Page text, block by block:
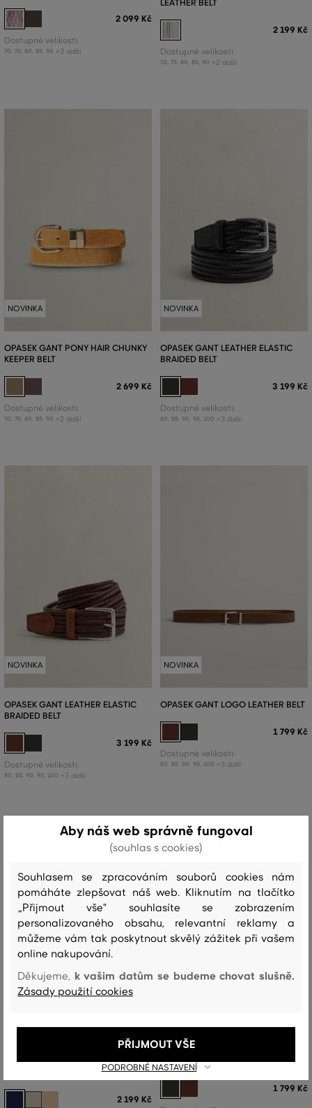
2 099 Kč
Dostupné velikosti:
70 75 80 85 90 +3 další
LEATHER BELT
2 199 Kč
Dostupné velikosti:
70 75 80 85 90 +2 další
NOVINKA
OPASEK GANT PONY HAIR CHUNKY
KEEPER BELT
2 699 Kč
Dostupné velikosti:
70 75 80 85 90 +2 další
NOVINKA
OPASEK GANT LEATHER ELASTIC
BRAIDED BELT
3 199 Kč
Dostupné velikosti:
80 85 90 95 100 +3 další
NOVINKA
OPASEK GANT LEATHER ELASTIC
BRAIDED BELT
3 199 Kč
Dostupné velikosti:
80 85 90 95 100 +3 další
NOVINKA
OPASEK GANT LOGO LEATHER BELT
1 799 Kč
Dostupné velikosti:
80 85 90 95 100 +3 další
OPASEK GANT ELASTIC BRAIDED
2 199 Kč
OPASEK GANT LOGO LEATHER BELT
1 799 Kč
Aby náš web správně fungoval
(souhlas s cookies)
Souhlasem se zpracováním souborů cookies nám
pomáháte zlepšovat náš web. Kliknutím na tlačítko
„Přijmout vše" souhlasíte se zobrazením
personalizovaného obsahu, relevantní reklamy a
můžeme vám tak poskytnout skvělý zážitek při vašem
online nakupování.
Děkujeme, k vašim datům se budeme chovat slušně.
Zásady použití cookies
PODROBNÉ NASTAVENÍ
PŘIJMOUT VŠE